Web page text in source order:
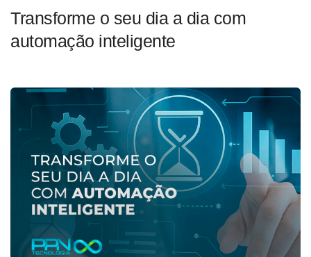
Transforme o seu dia a dia com
automação inteligente